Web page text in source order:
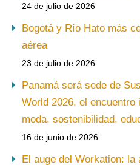
24 de julio de 2026
Bogotá y Río Hato más
aérea
23 de julio de 2026
Panamá será sede de
World 2026, el encuentro
moda, sostenibilidad,
16 de junio de 2026
El auge del Workation: la